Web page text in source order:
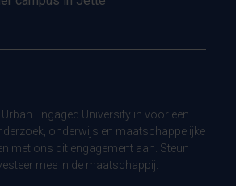
Urban Engaged University in voor een
onderwijs en maatschappelijke
met ons dit engagement aan. Steun
mee in de maatschappij.